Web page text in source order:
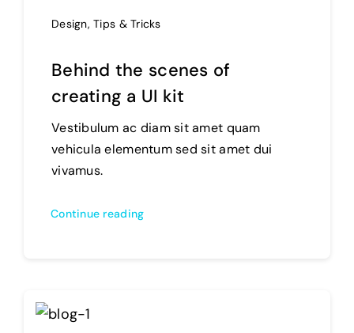
Design,Tips & Tricks
Behind the scenes of
creating a UI kit
Vestibulum ac diam sit amet quam
vehicula elementum sed sit amet dui
vivamus.
Continue reading